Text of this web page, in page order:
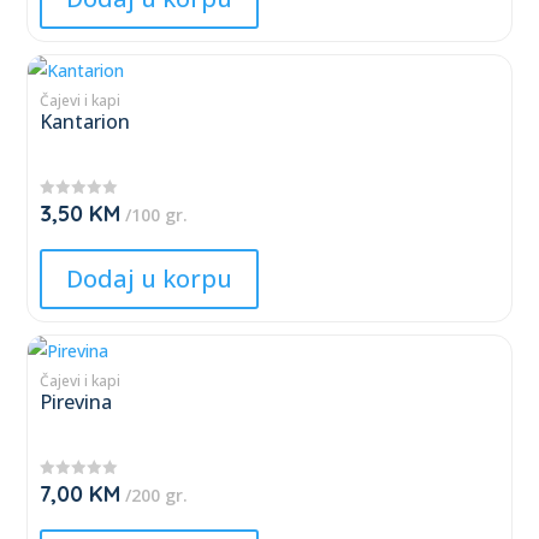
chosen
on
the
page
Čajevi i kapi
Kantarion
★
★
★
3,50 KM /100 gr.
This
product
has
variants.
The
options
chosen
on
the
page
Dodaj u korpu
Čajevi i kapi
Pirevina
★
★
★
7,00 KM /200 gr.
This
product
has
variants.
The